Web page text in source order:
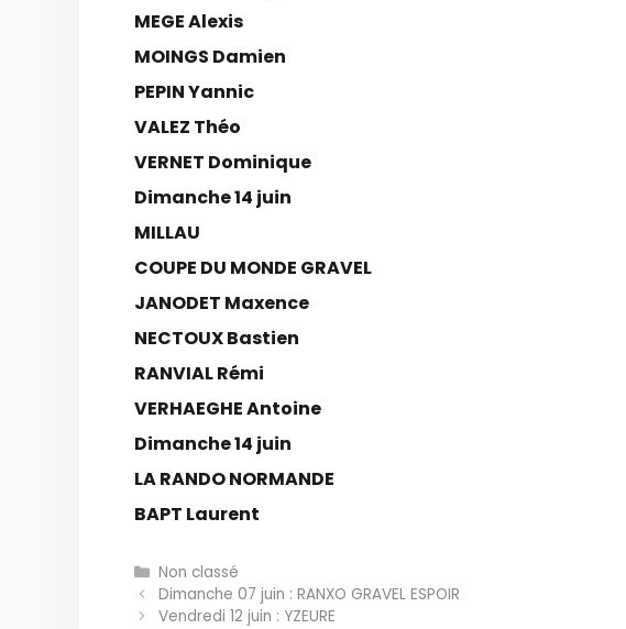
MEGE Alexis
MOINGS Damien
PEPIN Yannic
VALEZ Théo
VERNET Dominique
Dimanche 14 juin
MILLAU
COUPE DU MONDE GRAVEL
JANODET Maxence
NECTOUX Bastien
RANVIAL Rémi
VERHAEGHE Antoine
Dimanche 14 juin
LA RANDO NORMANDE
BAPT Laurent
Catégories
Non classé
Dimanche 07 juin : RANXO GRAVEL ESPOIR
Vendredi 12 juin : YZEURE